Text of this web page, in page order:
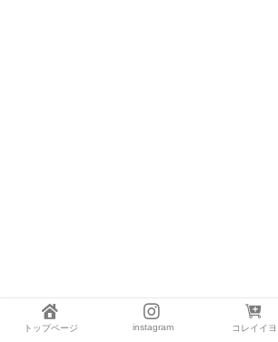
トップページ instagram コレイイヨ